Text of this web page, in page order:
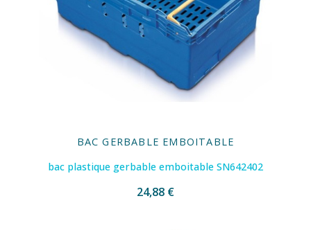
BAC GERBABLE EMBOITABLE
bac plastique gerbable emboitable SN642402
24,88 €